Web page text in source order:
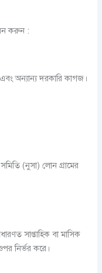
করুন :
অন্যান্য দরকারি কাগজ।
(নুসা) লোন গ্রামের
সাপ্তাহিক বা মাসিক
নির্ভর করে।